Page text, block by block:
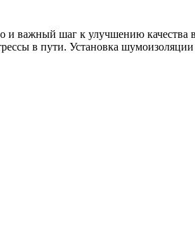
и важный шаг к улучшению
в пути. Установка